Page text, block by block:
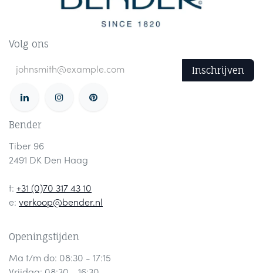
Volg ons
Inschrijven
Bender
Tiber 96
2491 DK Den Haag
t: +31 (0)70 317 43 10
e: verkoop@bender.nl
Openingstijden
Ma t/m do: 08:30 - 17:15